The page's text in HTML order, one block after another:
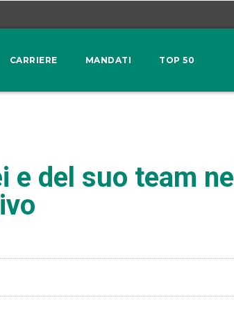
CARRIERE MANDATI TOP 50
e del suo team nel